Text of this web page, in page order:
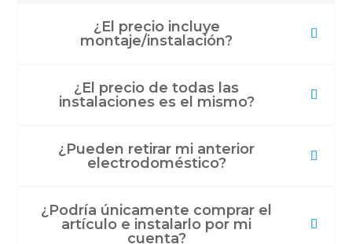
¿El precio incluye
montaje/instalación?
¿El precio de todas las
instalaciones es el mismo?
¿Pueden retirar mi anterior
electrodoméstico?
¿Podría únicamente comprar el
artículo e instalarlo por mi
cuenta?